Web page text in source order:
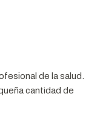
de la salud.
cantidad de